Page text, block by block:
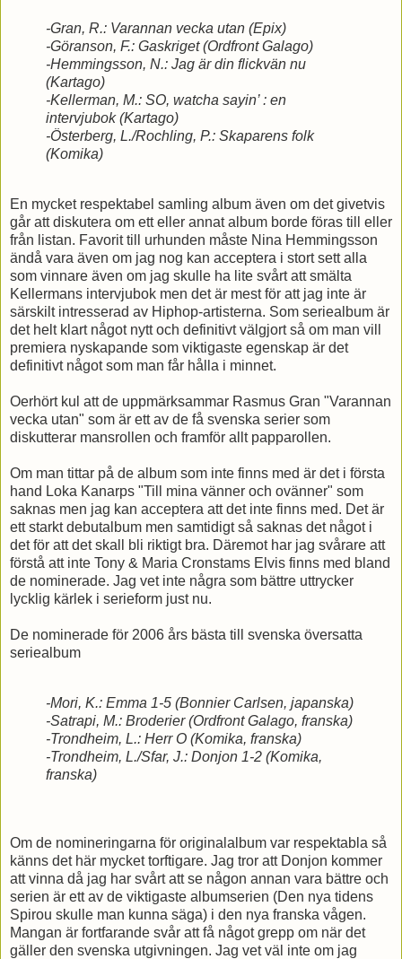
-Gran, R.: Varannan vecka utan (Epix)
-Göranson, F.: Gaskriget (Ordfront Galago)
-Hemmingsson, N.: Jag är din flickvän nu
(Kartago)
-Kellerman, M.: SO, watcha sayin’ : en
intervjubok (Kartago)
-Österberg, L./Rochling, P.: Skaparens folk
(Komika)
En mycket respektabel samling album även om det givetvis
går att diskutera om ett eller annat album borde föras till eller
från listan. Favorit till urhunden måste Nina Hemmingsson
ändå vara även om jag nog kan acceptera i stort sett alla
som vinnare även om jag skulle ha lite svårt att smälta
Kellermans intervjubok men det är mest för att jag inte är
särskilt intresserad av Hiphop-artisterna. Som seriealbum är
det helt klart något nytt och definitivt välgjort så om man vill
premiera nyskapande som viktigaste egenskap är det
definitivt något som man får hålla i minnet.
Oerhört kul att de uppmärksammar Rasmus Gran "Varannan
vecka utan" som är ett av de få svenska serier som
diskutterar mansrollen och framför allt papparollen.
Om man tittar på de album som inte finns med är det i första
hand Loka Kanarps "Till mina vänner och ovänner" som
saknas men jag kan acceptera att det inte finns med. Det är
ett starkt debutalbum men samtidigt så saknas det något i
det för att det skall bli riktigt bra. Däremot har jag svårare att
förstå att inte Tony & Maria Cronstams Elvis finns med bland
de nominerade. Jag vet inte några som bättre uttrycker
lycklig kärlek i serieform just nu.
De nominerade för 2006 års bästa till svenska översatta
seriealbum
-Mori, K.: Emma 1-5 (Bonnier Carlsen, japanska)
-Satrapi, M.: Broderier (Ordfront Galago, franska)
-Trondheim, L.: Herr O (Komika, franska)
-Trondheim, L./Sfar, J.: Donjon 1-2 (Komika,
franska)
Om de nomineringarna för originalalbum var respektabla så
känns det här mycket torftigare. Jag tror att Donjon kommer
att vinna då jag har svårt att se någon annan vara bättre och
serien är ett av de viktigaste albumserien (Den nya tidens
Spirou skulle man kunna säga) i den nya franska vågen.
Mangan är fortfarande svår att få något grepp om när det
gäller den svenska utgivningen. Jag vet väl inte om jag